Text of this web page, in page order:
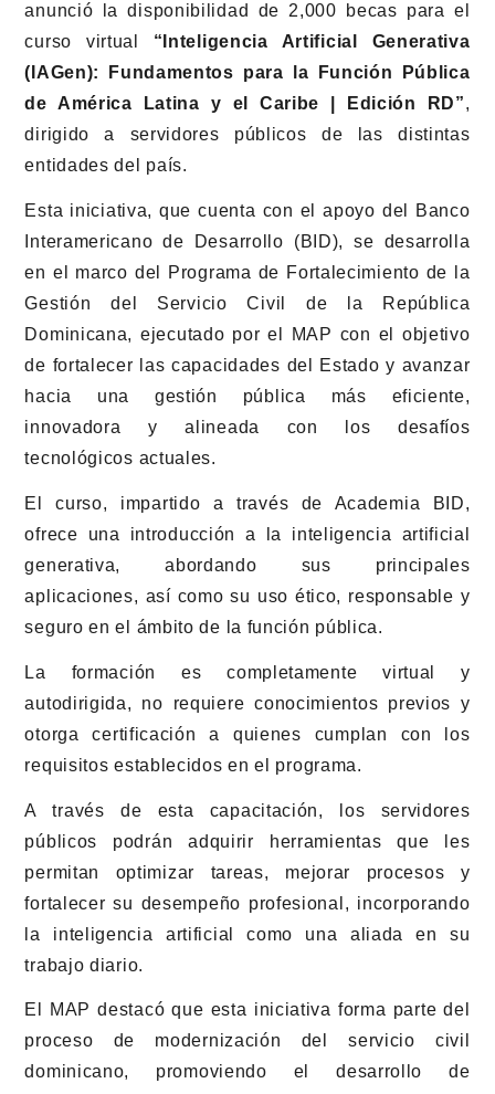
anunció la disponibilidad de 2,000 becas para el
curso virtual “Inteligencia Artificial Generativa
(IAGen): Fundamentos para la Función Pública
de América Latina y el Caribe | Edición RD”,
dirigido a servidores públicos de las distintas
entidades del país.
Esta iniciativa, que cuenta con el apoyo del Banco
Interamericano de Desarrollo (BID), se desarrolla
en el marco del Programa de Fortalecimiento de la
Gestión del Servicio Civil de la República
Dominicana, ejecutado por el MAP con el objetivo
de fortalecer las capacidades del Estado y avanzar
hacia una gestión pública más eficiente,
innovadora y alineada con los desafíos
tecnológicos actuales.
El curso, impartido a través de Academia BID,
ofrece una introducción a la inteligencia artificial
generativa, abordando sus principales
aplicaciones, así como su uso ético, responsable y
seguro en el ámbito de la función pública.
La formación es completamente virtual y
autodirigida, no requiere conocimientos previos y
otorga certificación a quienes cumplan con los
requisitos establecidos en el programa.
A través de esta capacitación, los servidores
públicos podrán adquirir herramientas que les
permitan optimizar tareas, mejorar procesos y
fortalecer su desempeño profesional, incorporando
la inteligencia artificial como una aliada en su
trabajo diario.
El MAP destacó que esta iniciativa forma parte del
proceso de modernización del servicio civil
dominicano, promoviendo el desarrollo de